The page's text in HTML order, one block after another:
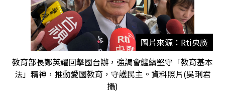
圖片來源：Rti央廣
教育部長鄭英耀回擊國台辦，強調會繼續堅守「教育基本
法」精神，推動愛國教育，守護民主。資料照片(吳琍君
攝)